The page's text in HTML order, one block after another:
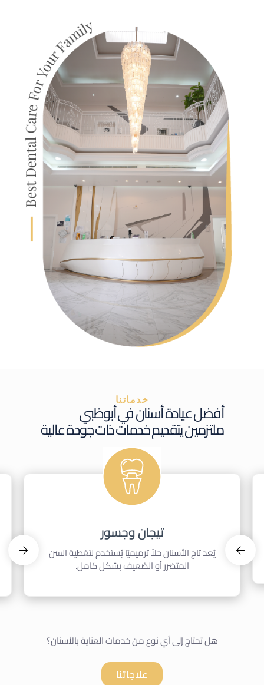
خدماتنا
أفضل عيادة أسنان في أبوظبي
ملتزمين يتقديم خدمات ذات جودة عالية
فينيرز
ترتبط ثقة الشخص بنفسه ارتباطًا وثيقًا بمظهره، وتلعب
الابتسامة المشرقة دورًا أساسيًا في تعزيز هذه الثقة.
هل تحتاج إلى أي نوع من خدمات العناية بالأسنان؟
علاجاتنا